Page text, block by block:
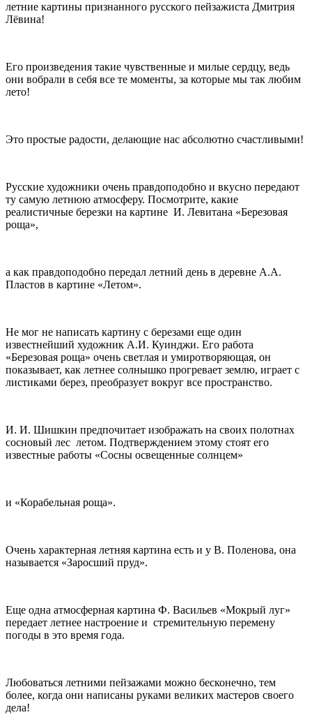
летние картины признанного русского пейзажиста Дмитрия
Лёвина!
Его произведения такие чувственные и милые сердцу, ведь
они вобрали в себя все те моменты, за которые мы так любим
лето!
Это простые радости, делающие нас абсолютно счастливыми!
Русские художники очень правдоподобно и вкусно передают
ту самую летнюю атмосферу. Посмотрите, какие
реалистичные березки на картине И. Левитана «Березовая
роща»,
а как правдоподобно передал летний день в деревне А.А.
Пластов в картине «Летом».
Не мог не написать картину с березами еще один
известнейший художник А.И. Куинджи. Его работа
«Березовая роща» очень светлая и умиротворяющая, он
показывает, как летнее солнышко прогревает землю, играет с
листиками берез, преобразует вокруг все пространство.
И. И. Шишкин предпочитает изображать на своих полотнах
сосновый лес летом. Подтверждением этому стоят его
известные работы «Сосны освещенные солнцем»
и «Корабельная роща».
Очень характерная летняя картина есть и у В. Поленова, она
называется «Заросший пруд».
Еще одна атмосферная картина Ф. Васильев «Мокрый луг»
передает летнее настроение и стремительную перемену
погоды в это время года.
Любоваться летними пейзажами можно бесконечно, тем
более, когда они написаны руками великих мастеров своего
дела!